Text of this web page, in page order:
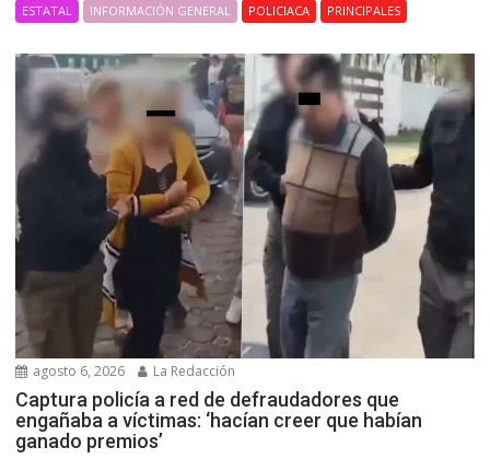
ESTATAL INFORMACIÓN GENERAL POLICIACA PRINCIPALES
agosto 6, 2026 La Redacción
Captura policía a red de defraudadores que
engañaba a víctimas: ‘hacían creer que habían
ganado premios’